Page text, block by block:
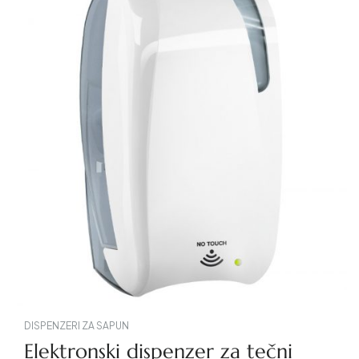
DISPENZERI ZA SAPUN
Elektronski dispenzer za tečni